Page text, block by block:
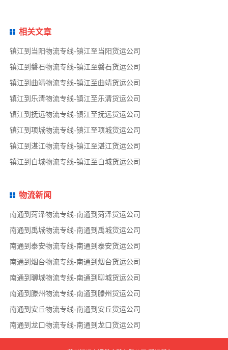
相关文章
镇江到当阳物流专线-镇江至当阳货运公司
镇江到磐石物流专线-镇江至磐石货运公司
镇江到曲靖物流专线-镇江至曲靖货运公司
镇江到乐清物流专线-镇江至乐清货运公司
镇江到抚远物流专线-镇江至抚远货运公司
镇江到项城物流专线-镇江至项城货运公司
镇江到湛江物流专线-镇江至湛江货运公司
镇江到白城物流专线-镇江至白城货运公司
物流新闻
南通到菏泽物流专线-南通到菏泽货运公司
南通到禹城物流专线-南通到禹城货运公司
南通到泰安物流专线-南通到泰安货运公司
南通到烟台物流专线-南通到烟台货运公司
南通到聊城物流专线-南通到聊城货运公司
南通到滕州物流专线-南通到滕州货运公司
南通到安丘物流专线-南通到安丘货运公司
南通到龙口物流专线-南通到龙口货运公司